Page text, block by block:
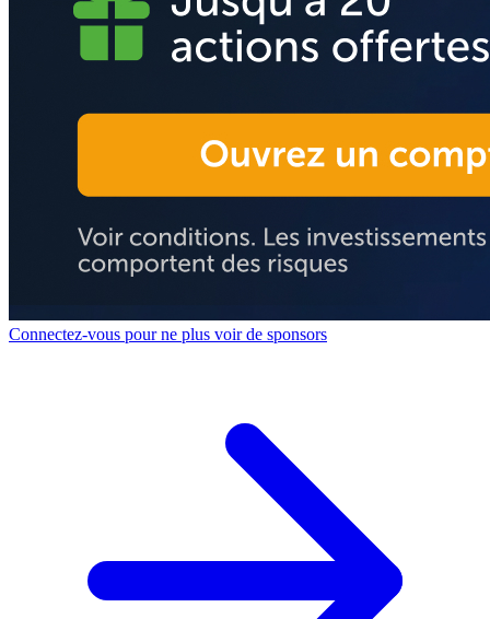
Connectez-vous pour ne plus voir de sponsors